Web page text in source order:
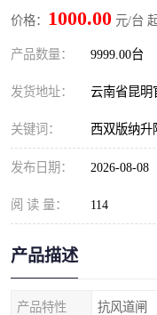
价格： 1000.00 元/台
产品数量： 9999.00台
发货地址： 云南省昆明
关键词： 西双版纳升
发布日期： 2026-08-08
阅 读 量： 114
产品描述
产品特性 抗风道闸